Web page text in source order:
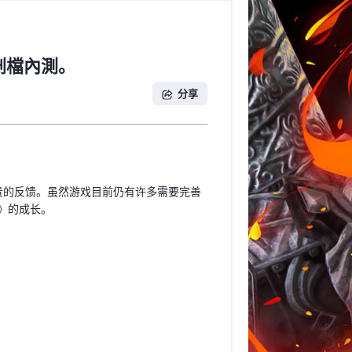
內測。
分享
反馈。虽然游戏目前仍有许多需要完善
成长。